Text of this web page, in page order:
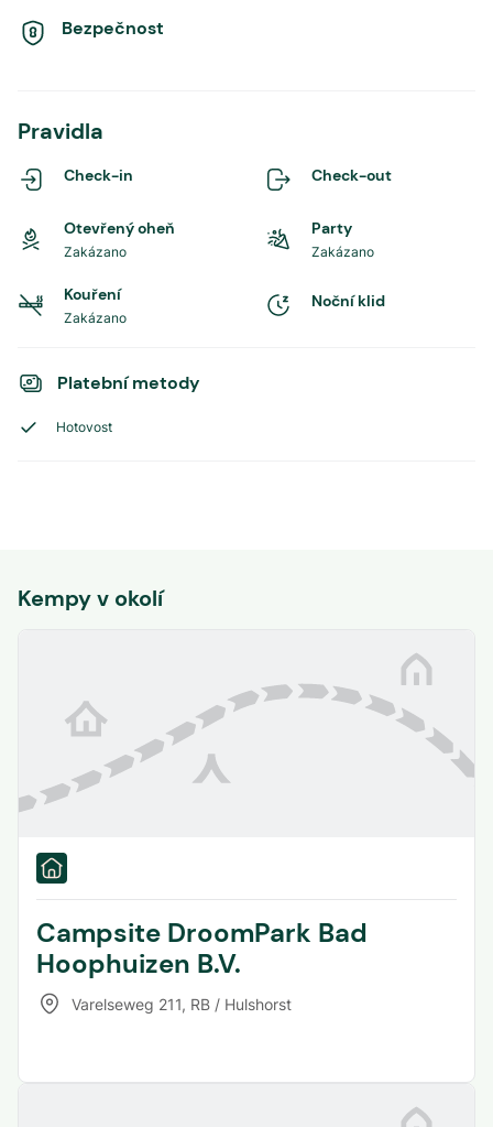
Bezpečnost
Pravidla
Check-in Check-out
Otevřený oheň
Zakázano
Party
Zakázano
Kouření
Zakázano
Noční klid
Platební metody
Hotovost
Kempy v okolí
Campsite DroomPark Bad
Hoophuizen B.V.
Varelseweg 211, RB / Hulshorst